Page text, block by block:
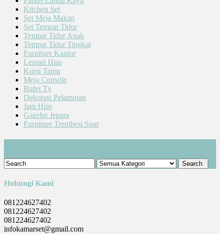
Kitchen Set
Set Meja Makan
Set Tempat Tidur
Tempat Tidur Anak
Tempat Tidur Tingkat
Furniture Kantor
Lemari Hias
Kursi Tamu
Meja Console
Bufet Tv
Dekorasi Pelaminan
Jam Hias
Gazebo Jepara
Furniture Trembesi Suar
Hubungi Kami
081224627402
081224627402
081224627402
infokamarset@gmail.com